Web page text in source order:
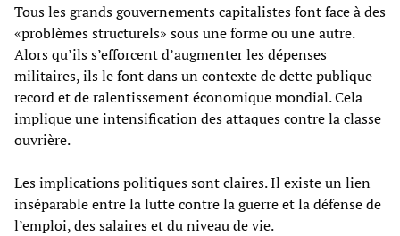
Tous les grands gouvernements capitalistes font face à des
«problèmes structurels» sous une forme ou une autre.
Alors qu’ils s’efforcent d’augmenter les dépenses
militaires, ils le font dans un contexte de dette publique
record et de ralentissement économique mondial. Cela
implique une intensification des attaques contre la classe
ouvrière.
Les implications politiques sont claires. Il existe un lien
inséparable entre la lutte contre la guerre et la défense de
l’emploi, des salaires et du niveau de vie.